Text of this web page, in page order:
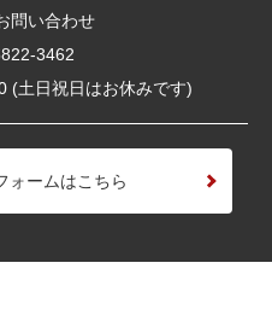
本人であることを確認
ます。
関して適用される日本
改善に努めます。
るお問い合せは下記ま
問い合わせ
3462
(土日祝日はお休みです)
ォームはこちら